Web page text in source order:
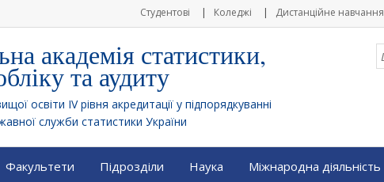
Студентові Коледжі Дистанційне навчання
академія статистики,
та аудиту
освіти IV рівня акредитації у підпорядкуванні
служби статистики України
Факультети Підрозділи Наука Міжнародна діяльність